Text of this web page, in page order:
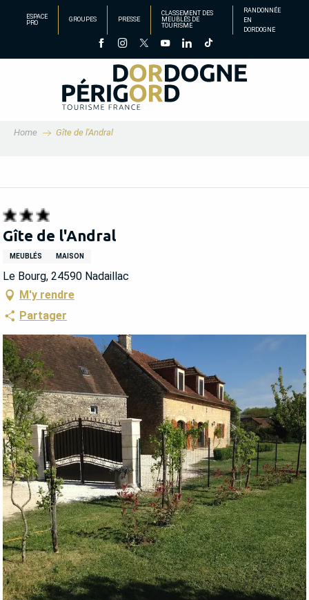
principal
ESPACE
PRO
GROUPES PRESSE
CLASSEMENT DES
MEUBLÉS DE
TOURISME
RANDONNÉE
EN
DORDOGNE
Home Gîte de l'Andral
Gîte de l'Andral
MEUBLÉS MAISON
Le Bourg, 24590 Nadaillac
M'y rendre
Partager